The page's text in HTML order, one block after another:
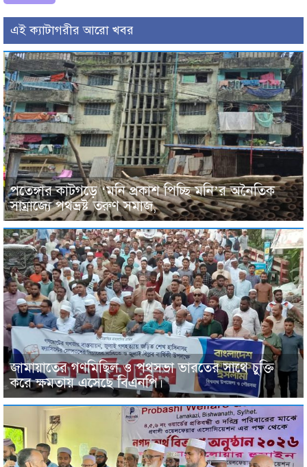
এই ক্যাটাগরীর আরো খবর
পতেঙ্গার কাটগড়ে ‘মনি প্রকাশ পিচ্ছি মনি’র অনৈতিক
সাম্রাজ্যে পথভ্রষ্ট তরুণ সমাজ,
জামায়াতের গণমিছিল ও পথসভা ভারতের সাথে চুক্তি
করে ক্ষমতায় এসেছে বিএনপি।